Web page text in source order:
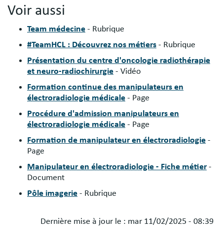
Voir aussi
Team médecine - Rubrique
#TeamHCL : Découvrez nos métiers - Rubrique
Présentation du centre d'oncologie radiothérapie
et neuro-radiochirurgie - Vidéo
Formation continue des manipulateurs en
électroradiologie médicale - Page
Procédure d'admission manipulateurs en
électroradiologie médicale - Page
Formation de manipulateur en électroradiologie -
Page
Manipulateur en électroradiologie - Fiche métier -
Document
Pôle imagerie - Rubrique
Dernière mise à jour le : mar 11/02/2025 - 08:39